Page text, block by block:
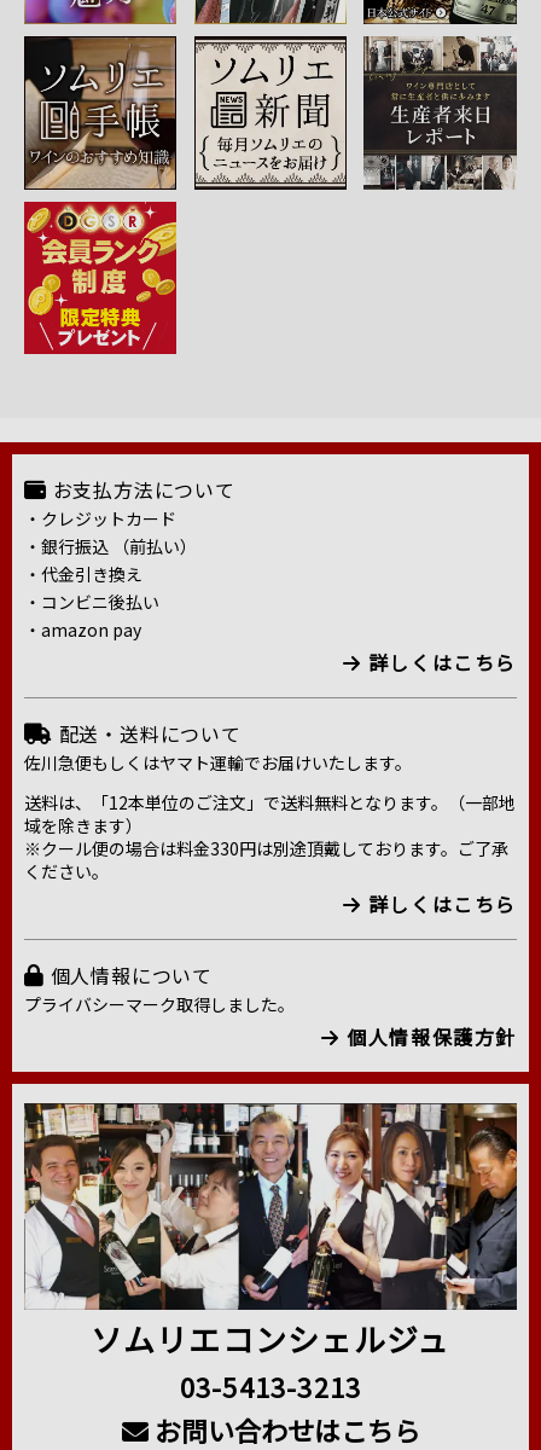
お支払方法について
・クレジットカード
・銀行振込 （前払い）
・代金引き換え
・コンビニ後払い
・amazon pay
詳しくはこちら
配送・送料について
佐川急便もしくはヤマト運輸でお届けいたします。
送料は、「12本単位のご注文」で送料無料となります。（一部地
域を除きます）
※クール便の場合は料金330円は別途頂戴しております。ご了承
ください。
詳しくはこちら
個人情報について
プライバシーマーク取得しました。
個人情報保護方針
ソムリエコンシェルジュ
03-5413-3213
お問い合わせはこちら